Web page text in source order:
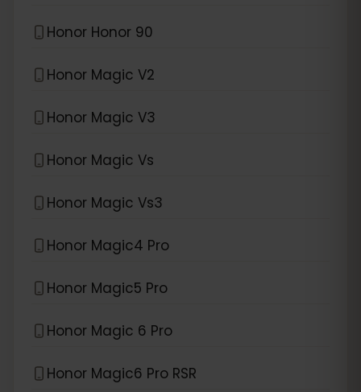
Honor Honor 90
Honor Magic V2
Honor Magic V3
Honor Magic Vs
Honor Magic Vs3
Honor Magic4 Pro
Honor Magic5 Pro
Honor Magic 6 Pro
Honor Magic6 Pro RSR